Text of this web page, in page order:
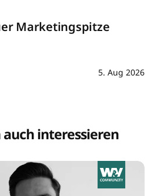
Marketingspitze
5. Aug 2026
interessieren